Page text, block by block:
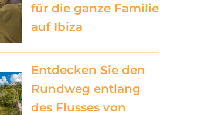
für die ganze Familie
auf Ibiza
Entdecken Sie den
Rundweg entlang
des Flusses von